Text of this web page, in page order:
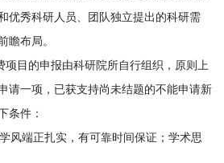
优秀科研人员、团队独立提出的科研需
瞻布局。
目的申报由科研院所自行组织，原则上
请一项，已获支持尚未结题的不能申请新
条件：
风端正扎实，有可靠时间保证；学术思